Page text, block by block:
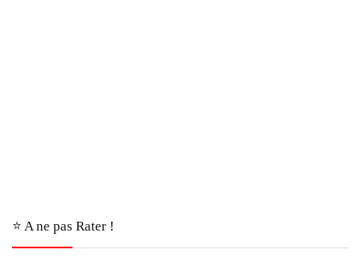
⭐️ A ne pas Rater !